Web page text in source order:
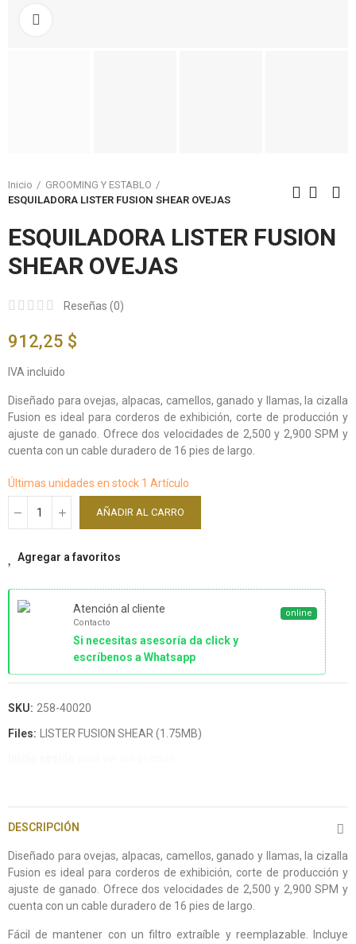
Inicio
GROOMING Y ESTABLO
ESQUILADORA LISTER FUSION SHEAR OVEJAS
ESQUILADORA LISTER FUSION
SHEAR OVEJAS
Reseñas (0)
912,25 $
IVA incluido
Diseñado para ovejas, alpacas, camellos, ganado y llamas, la cizalla
Fusion es ideal para corderos de exhibición, corte de producción y
ajuste de ganado. Ofrece dos velocidades de 2,500 y 2,900 SPM y
cuenta con un cable duradero de 16 pies de largo.
Últimas unidades en stock 1 Artículo
AÑADIR AL CARRO
Agregar a favoritos
Atención al cliente
Contacto
Si necesitas asesoría da click y
escríbenos a Whatsapp
online
SKU: 258-40020
Files:
LISTER FUSION SHEAR (1.75MB)
DESCRIPCIÓN
Diseñado para ovejas, alpacas, camellos, ganado y llamas, la cizalla
Fusion es ideal para corderos de exhibición, corte de producción y
ajuste de ganado. Ofrece dos velocidades de 2,500 y 2,900 SPM y
cuenta con un cable duradero de 16 pies de largo.
Fácil de mantener con un filtro extraíble y reemplazable. Incluye